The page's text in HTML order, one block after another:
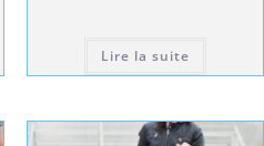
Lire la suite